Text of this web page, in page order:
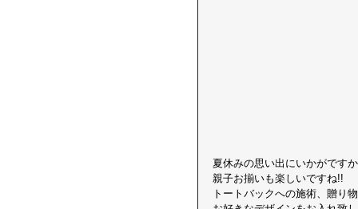
夏休みの思い出にいかがです
親子お揃いも楽しいですね!!
トートバックへの施術、贈り